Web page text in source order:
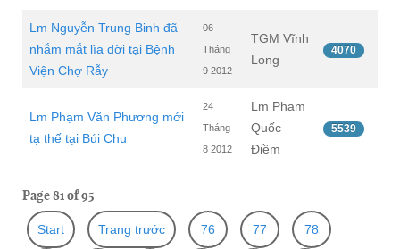
Lm Nguyễn Trung Binh đã
nhắm mắt lìa đời tại Bệnh
Viện Chợ Rẫy
06
Tháng
9 2012
TGM Vĩnh
Long
4070
Lm Phạm Văn Phương mới
tạ thế tại Búi Chu
24
Tháng
8 2012
Lm Phạm
Quốc
Điềm
5539
Page 81 of 95
Start Trang trước 76 77 78